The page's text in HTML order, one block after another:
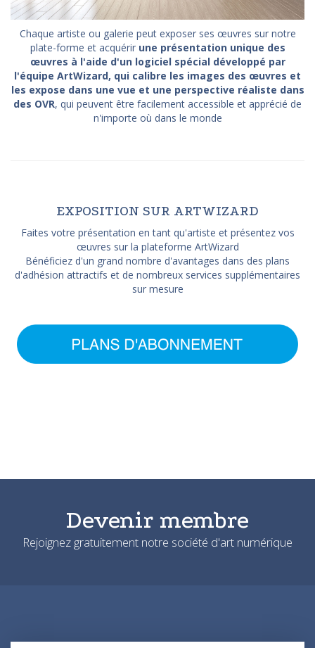
Chaque artiste ou galerie peut exposer ses œuvres sur notre
plate-forme et acquérir une présentation unique des
œuvres à l'aide d'un logiciel spécial développé par
l'équipe ArtWizard, qui calibre les images des œuvres et
les expose dans une vue et une perspective réaliste dans
des OVR, qui peuvent être facilement accessible et apprécié de
n'importe où dans le monde
EXPOSITION SUR ARTWIZARD
Faites votre présentation en tant qu'artiste et présentez vos
œuvres sur la plateforme ArtWizard
Bénéficiez d'un grand nombre d'avantages dans des plans
d'adhésion attractifs et de nombreux services supplémentaires
sur mesure
Devenir membre
Rejoignez gratuitement notre société d'art numérique